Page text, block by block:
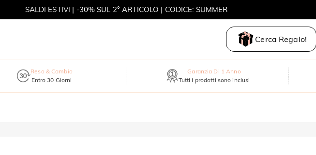
SALDI ESTIVI | -30% SUL 2° ARTICOLO | CODICE: SUMMER
Cerca Regalo!
Reso & Cambio
Entro 30 Giorni
Garanzia Di 1 Anno
Tutti i prodotti sono inclusi